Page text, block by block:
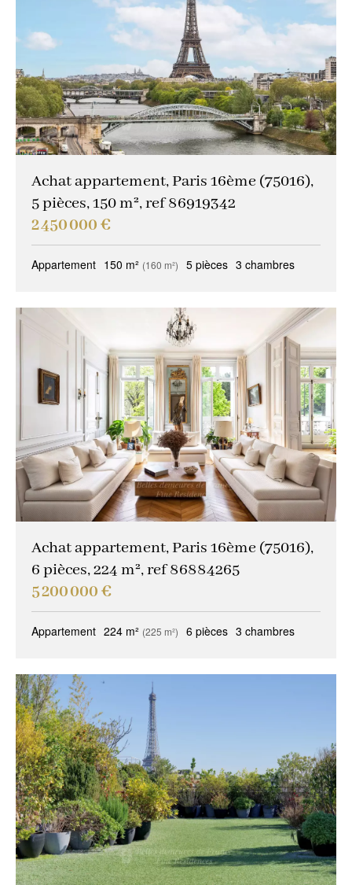
Autres critères
Gardien
Idéal professions libérales (0)
Idéal investisseur (3)
Vues magiques (3)
Propriété de réception (6)
Idéal familles (5)
Vendu occupé (0)
Achat appartement, Paris 16ème (75016),
5 pièces, 150 m², ref 86919342
2 450 000 €
Appartement 150 m² (160 m²) 5 pièces 3 chambres
Achat appartement, Paris 16ème (75016),
6 pièces, 224 m², ref 86884265
5 200 000 €
Appartement 224 m² (225 m²) 6 pièces 3 chambres